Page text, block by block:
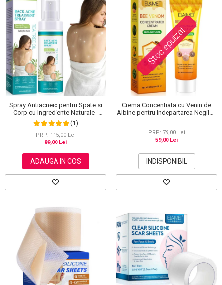
Spray Antiacneic pentru Spate si
Corp cu Ingrediente Naturale -
Reduce Cosurile si Excesul de
Sebum, 120 ml
(1)
PRP: 115,00 Lei
89,00 Lei
ADAUGA IN COS
Stoc epuizat
Crema Concentrata cu Venin de
Albine pentru Indepartarea Negilor,
PRP: 79,00 Lei
59,00 Lei
INDISPONIBIL